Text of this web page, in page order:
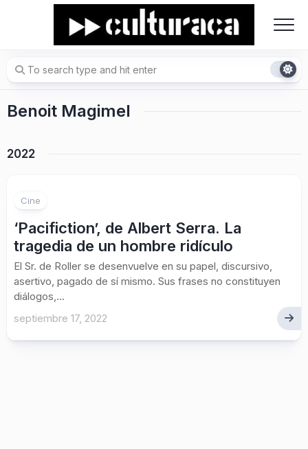
Benoit Magimel
2022
Cine
‘Pacifiction’, de Albert Serra. La
tragedia de un hombre ridículo
El Sr. de Roller se desenvuelve en su papel, discursivo,
asertivo, pagado de sí mismo. Sus frases no constituyen
diálogos,...
septiembre 17, 2022